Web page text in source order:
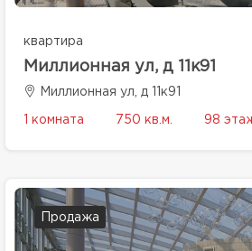
квартира
Миллионная ул, д 11к91
Миллионная ул, д 11к91
1 комната 750 кв.м. 98
Продажа